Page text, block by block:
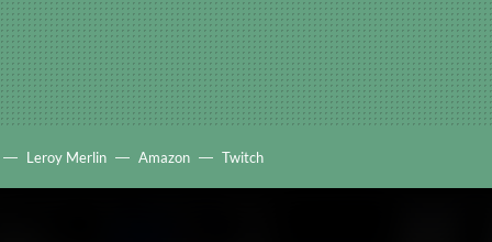
Leroy Merlin Amazon Twitch